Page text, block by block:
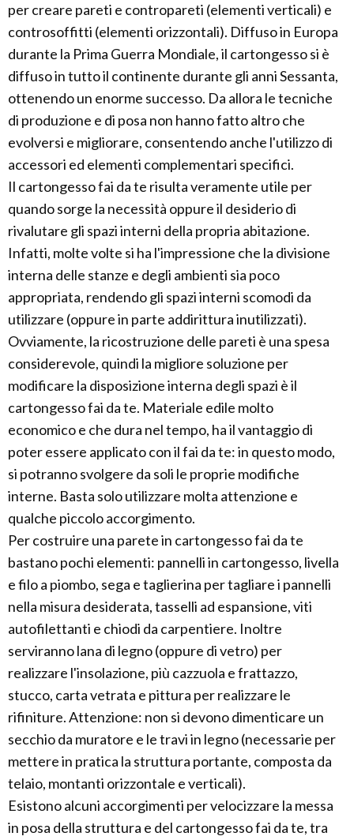
per creare pareti e contropareti (elementi verticali) e
controsoffitti (elementi orizzontali). Diffuso in Europa
durante la Prima Guerra Mondiale, il cartongesso si è
diffuso in tutto il continente durante gli anni Sessanta,
ottenendo un enorme successo. Da allora le tecniche
di produzione e di posa non hanno fatto altro che
evolversi e migliorare, consentendo anche l'utilizzo di
accessori ed elementi complementari specifici.
Il cartongesso fai da te risulta veramente utile per
quando sorge la necessità oppure il desiderio di
rivalutare gli spazi interni della propria abitazione.
Infatti, molte volte si ha l'impressione che la divisione
interna delle stanze e degli ambienti sia poco
appropriata, rendendo gli spazi interni scomodi da
utilizzare (oppure in parte addirittura inutilizzati).
Ovviamente, la ricostruzione delle pareti è una spesa
considerevole, quindi la migliore soluzione per
modificare la disposizione interna degli spazi è il
cartongesso fai da te. Materiale edile molto
economico e che dura nel tempo, ha il vantaggio di
poter essere applicato con il fai da te: in questo modo,
si potranno svolgere da soli le proprie modifiche
interne. Basta solo utilizzare molta attenzione e
qualche piccolo accorgimento.
Per costruire una parete in cartongesso fai da te
bastano pochi elementi: pannelli in cartongesso, livella
e filo a piombo, sega e taglierina per tagliare i pannelli
nella misura desiderata, tasselli ad espansione, viti
autofilettanti e chiodi da carpentiere. Inoltre
serviranno lana di legno (oppure di vetro) per
realizzare l'insolazione, più cazzuola e frattazzo,
stucco, carta vetrata e pittura per realizzare le
rifiniture. Attenzione: non si devono dimenticare un
secchio da muratore e le travi in legno (necessarie per
mettere in pratica la struttura portante, composta da
telaio, montanti orizzontale e verticali).
Esistono alcuni accorgimenti per velocizzare la messa
in posa della struttura e del cartongesso fai da te, tra